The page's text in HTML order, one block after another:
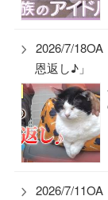
2026/7/
恩返し♪」
2026/7/